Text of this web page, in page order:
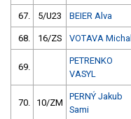
67. 5/U23 BEIER Alva
68. 16/ZS VOTAVA Michal
69.
PETRENKO
VASYL
70. 10/ZM
PERNÝ Jakub
Sami